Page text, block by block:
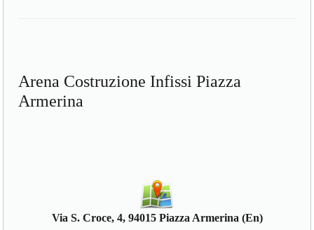
Arena Costruzione Infissi Piazza
Armerina
Via S. Croce, 4, 94015 Piazza Armerina (En)